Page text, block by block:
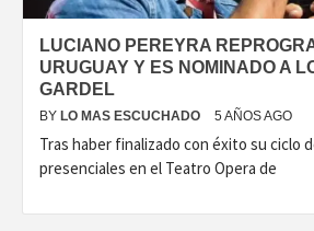
LUCIANO PEREYRA
URUGUAY Y ES NOMINADO A
GARDEL
BY LO MAS ESCUCHADO 5 AÑOS AGO
Tras haber finalizado con éxito su ciclo
presenciales en el Teatro Opera de